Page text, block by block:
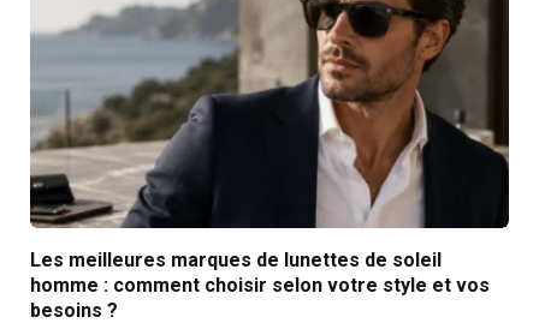
Les meilleures marques de lunettes de soleil
homme : comment choisir selon votre style et vos
besoins ?